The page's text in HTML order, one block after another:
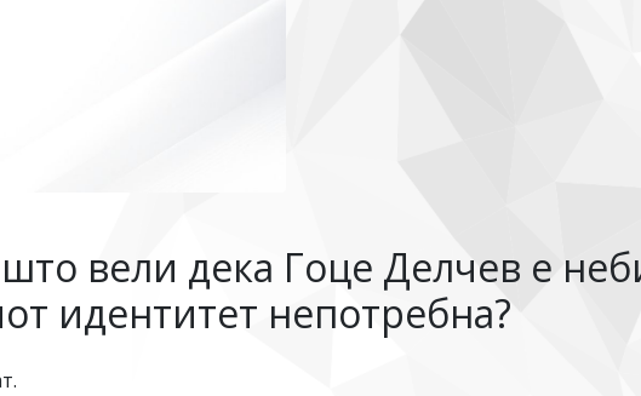
вели дека Гоце Делчев е
идентитет непотребна?